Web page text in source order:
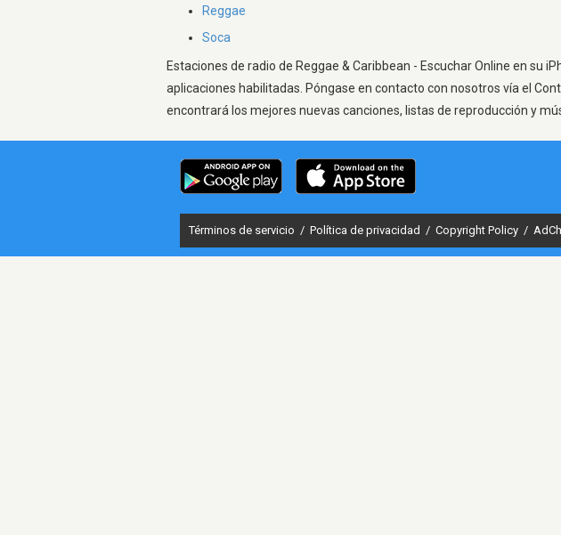
Reggae
Soca
Estaciones de radio de Reggae & Caribbean - Escuchar Online en su
aplicaciones habilitadas. Póngase en contacto con nosotros vía el
encontrará los mejores nuevas canciones, listas de reproducción y
Términos de servicio / Política de privacidad / Copyright Policy /